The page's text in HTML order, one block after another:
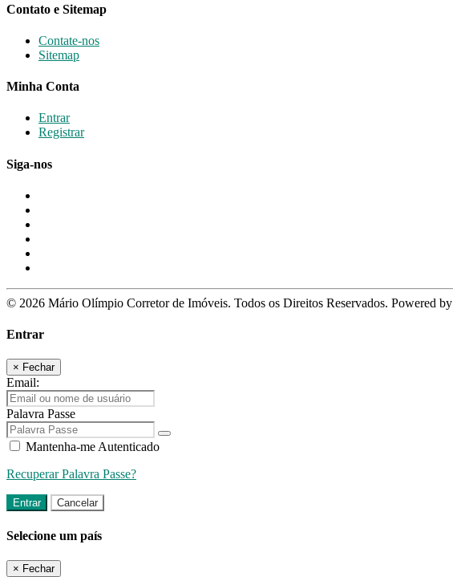
Contato e Sitemap
Contate-nos
Sitemap
Minha Conta
Entrar
Registrar
Siga-nos
© 2026 Mário Olímpio Corretor de Imóveis. Todos os Direitos Reservados. Powered by
Entrar
× Fechar
Email:
Palavra Passe
Mantenha-me Autenticado
Recuperar Palavra Passe?
Entrar Cancelar
Selecione um país
× Fechar